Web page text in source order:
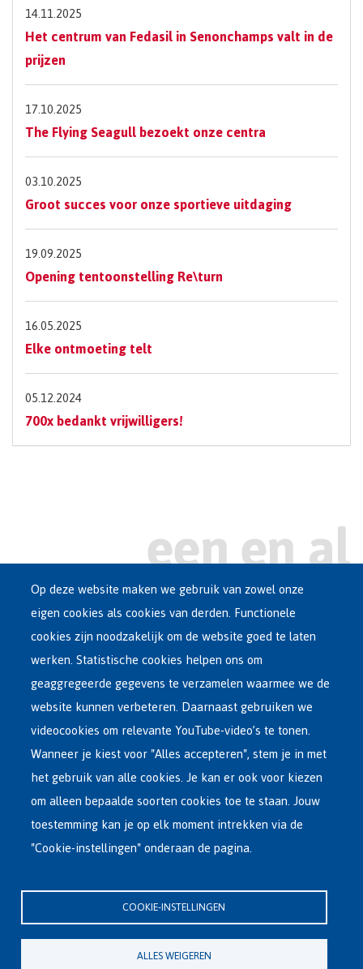
14.11.2025
Het centrum van Fedasil in Senonchamps valt in de
prijzen
17.10.2025
The Flying Seagull bezoekt onze centra
03.10.2025
Groot succes voor onze sportieve uitdaging
19.09.2025
Opening tentoonstelling Re\turn
16.05.2025
Elke ontmoeting telt
05.12.2024
700x bedankt vrijwilligers!
Main
Dutch
Menu
ASIEL IN BELGIË
OPVANGNETWERK
VRIJWILLIGE TERUGKEER
INTERNATIONAAL
OVER FEDASIL
Kartuizersstraat 21 , 1000 Brussel
Email : info@fedasil.be • T : +32-(0)2-213 44 11 • F : +32-(0)2-213 44 22
Privacy, copyright en disclaimer|Toegankelijkheidsverklaring
Op deze website maken we gebruik van zowel onze
eigen cookies als cookies van derden. Functionele
cookies zijn noodzakelijk om de website goed te laten
werken. Statistische cookies helpen ons om
geaggregeerde gegevens te verzamelen waarmee we de
website kunnen verbeteren. Daarnaast gebruiken we
videocookies om relevante YouTube-video’s te tonen.
Wanneer je kiest voor "Alles accepteren", stem je in met
het gebruik van alle cookies. Je kan er ook voor kiezen
om alleen bepaalde soorten cookies toe te staan. Jouw
toestemming kan je op elk moment intrekken via de
"Cookie-instellingen" onderaan de pagina.
COOKIE-INSTELLINGEN
ALLES WEIGEREN